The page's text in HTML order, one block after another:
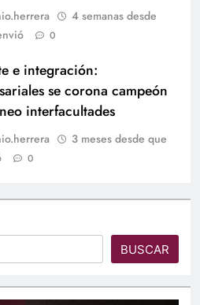
4 semanas desde
0
e integración:
se corona campeón
interfacultades
3 meses desde que
0
BUSCAR